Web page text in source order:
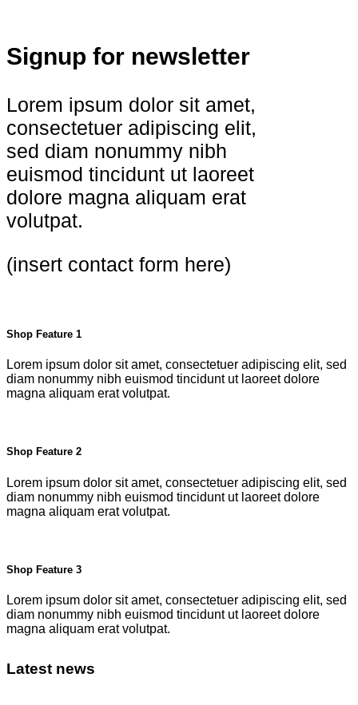
Signup for newsletter
Lorem ipsum dolor sit amet,
consectetuer adipiscing elit,
sed diam nonummy nibh
euismod tincidunt ut laoreet
dolore magna aliquam erat
volutpat.
(insert contact form here)
Shop Feature 1
Lorem ipsum dolor sit amet, consectetuer adipiscing elit, sed
diam nonummy nibh euismod tincidunt ut laoreet dolore
magna aliquam erat volutpat.
Shop Feature 2
Lorem ipsum dolor sit amet, consectetuer adipiscing elit, sed
diam nonummy nibh euismod tincidunt ut laoreet dolore
magna aliquam erat volutpat.
Shop Feature 3
Lorem ipsum dolor sit amet, consectetuer adipiscing elit, sed
diam nonummy nibh euismod tincidunt ut laoreet dolore
magna aliquam erat volutpat.
Latest news